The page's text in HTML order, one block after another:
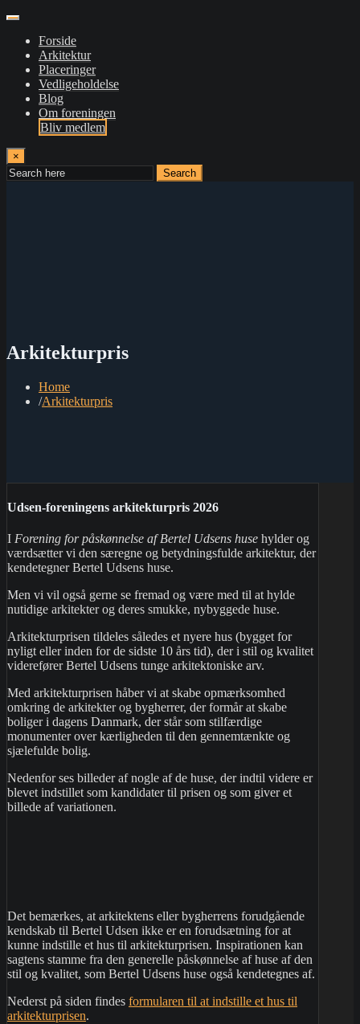
Forside
Arkitektur
Placeringer
Vedligeholdelse
Blog
Om foreningen
Bliv medlem
×
Search
Arkitekturpris
Home
Arkitekturpris
Udsen-foreningens arkitekturpris 2026
I Forening for påskønnelse af Bertel Udsens huse hylder og
værdsætter vi den særegne og betydningsfulde arkitektur, der
kendetegner Bertel Udsens huse.
Men vi vil også gerne se fremad og være med til at hylde
nutidige arkitekter og deres smukke, nybyggede huse.
Arkitekturprisen tildeles således et nyere hus (bygget for
nyligt eller inden for de sidste 10 års tid), der i stil og kvalitet
viderefører Bertel Udsens tunge arkitektoniske arv.
Med arkitekturprisen håber vi at skabe opmærksomhed
omkring de arkitekter og bygherrer, der formår at skabe
boliger i dagens Danmark, der står som stilfærdige
monumenter over kærligheden til den gennemtænkte og
sjælefulde bolig.
Nedenfor ses billeder af nogle af de huse, der indtil videre er
blevet indstillet som kandidater til prisen og som giver et
billede af variationen.
Det bemærkes, at arkitektens eller bygherrens forudgående
kendskab til Bertel Udsen ikke er en forudsætning for at
kunne indstille et hus til arkitekturprisen. Inspirationen kan
sagtens stamme fra den generelle påskønnelse af huse af den
stil og kvalitet, som Bertel Udsens huse også kendetegnes af.
Nederst på siden findes formularen til at indstille et hus til
arkitekturprisen.